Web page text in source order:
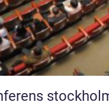
stockholm när storstad möter